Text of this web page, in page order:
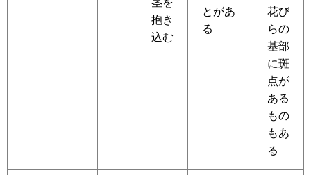
茎を
抱き
込む
とがあ
る
花び
らの
基部
に斑
点が
ある
もの
もあ
る